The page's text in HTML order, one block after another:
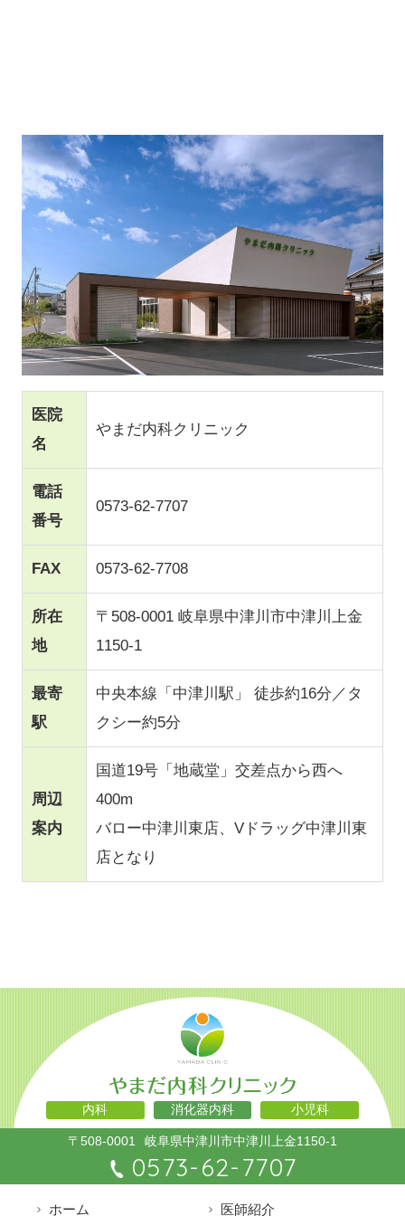
医院
名
やまだ内科クリニック
電話
番号
0573-62-7707
FAX 0573-62-7708
所在
地
〒508-0001 岐阜県中津川市中津川上金
1150-1
最寄
駅
中央本線「中津川駅」 徒歩約16分／タ
クシー約5分
周辺
案内
国道19号「地蔵堂」交差点から西へ
400m
バロー中津川東店、Vドラッグ中津川東
店となり
内科 消化器内科 小児科
〒508-0001 岐阜県中津川市中津川上金1150-1
0573-62-7707
ホーム 医師紹介